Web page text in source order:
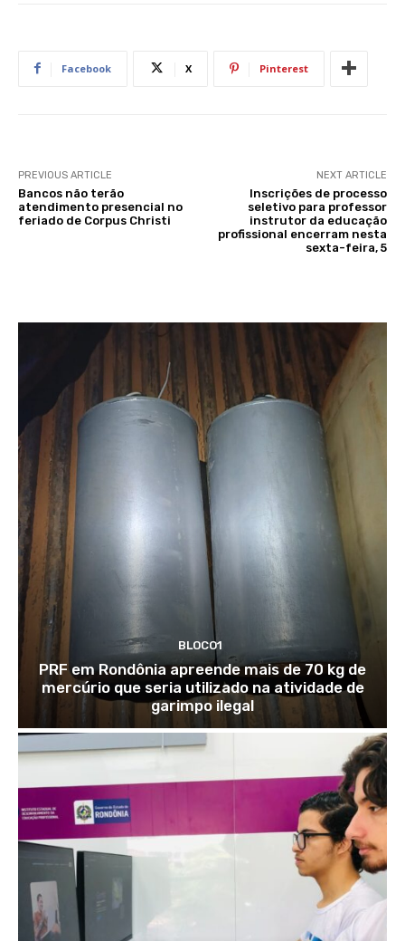
Facebook X Pinterest
PREVIOUS ARTICLE
Bancos não terão
atendimento presencial no
feriado de Corpus Christi
NEXT ARTICLE
Inscrições de processo
seletivo para professor
instrutor da educação
profissional encerram nesta
sexta-feira, 5
BLOCO1
PRF em Rondônia apreende mais de 70 kg de
mercúrio que seria utilizado na atividade de
garimpo ilegal